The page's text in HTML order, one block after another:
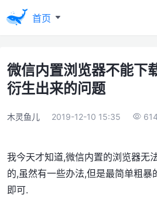
首页
微信内置浏览器不能下
衍生出来的问题
木灵鱼儿 2019-12-10 15:35
我今天才知道,微信内置的浏览器无
的,虽然有一些办法,但是最简单粗
即可.